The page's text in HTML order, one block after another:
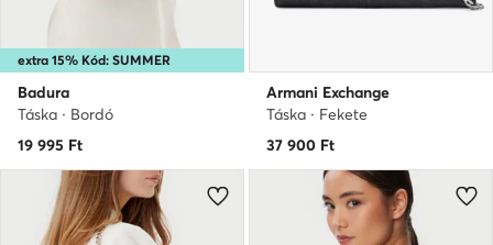
extra 15% Kód: SUMMER
Badura
Táska · Bordó
19 995 Ft
Armani Exchange
Táska · Fekete
37 900 Ft